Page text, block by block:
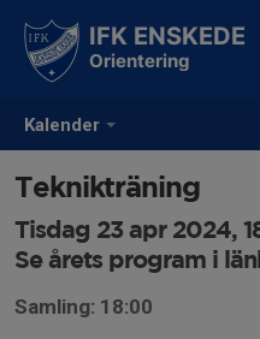
Kalender
IFK ENSKEDE
Orientering
Teknikträning
Tisdag 23 apr 2024,
Se årets program i
Samling: 18:00